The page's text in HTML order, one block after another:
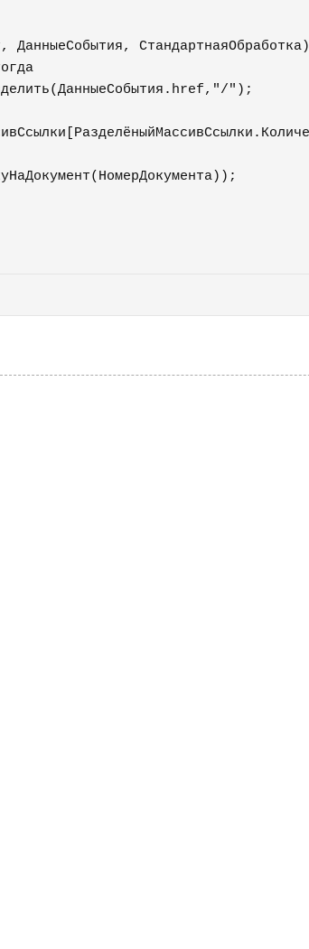
ДанныеСобытия, СтандартнаяОбработка)